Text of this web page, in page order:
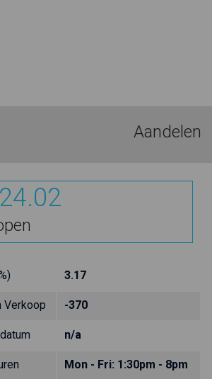
Aandelen
3.17
Verkoop -370
n/a
Mon - Fri: 1:30pm - 8pm